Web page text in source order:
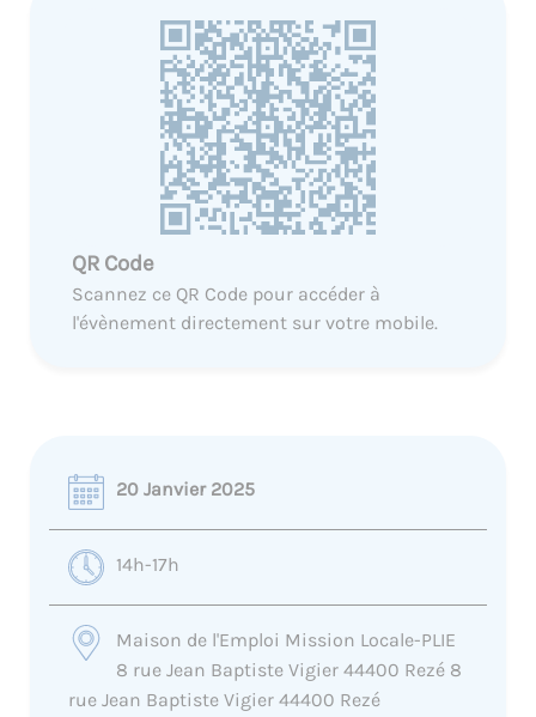
QR Code
Scannez ce QR Code pour accéder à
l'évènement directement sur votre mobile.
20 Janvier 2025
14h-17h
Maison de l'Emploi Mission Locale-PLIE
8 rue Jean Baptiste Vigier 44400 Rezé 8
rue Jean Baptiste Vigier 44400 Rezé